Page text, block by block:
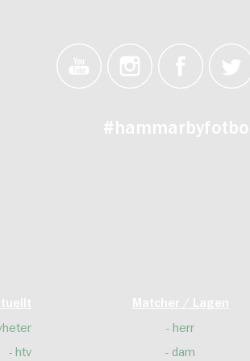
#hammarbyfotboll
htv
Matcher / Lagen
herr
dam